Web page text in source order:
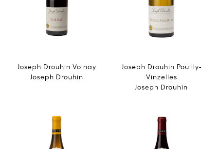
Joseph Drouhin Volnay
Joseph Drouhin
Joseph Drouhin Pouilly-
Vinzelles
Joseph Drouhin